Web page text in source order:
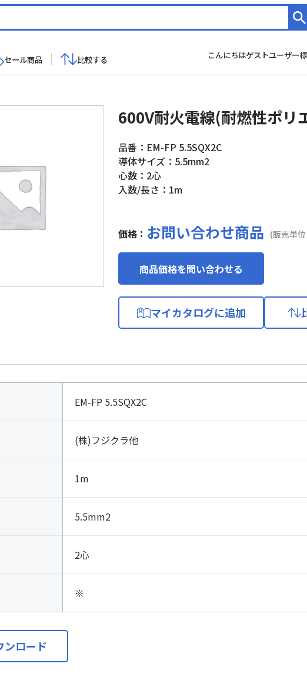
セール商品 比較する こんにちはゲストユーザー
600V耐火電線(耐燃性ポリ
品番：EM-FP 5.5SQX2C
導体サイズ：5.5mm2
心数：2心
入数/長さ：1m
価格： お問い合わせ商品 (販売単
商品価格を問い合わせる
マイカタログに追加
EM-FP 5.5SQX2C
(株)フジクラ他
1m
5.5mm2
2心
※
ンロード